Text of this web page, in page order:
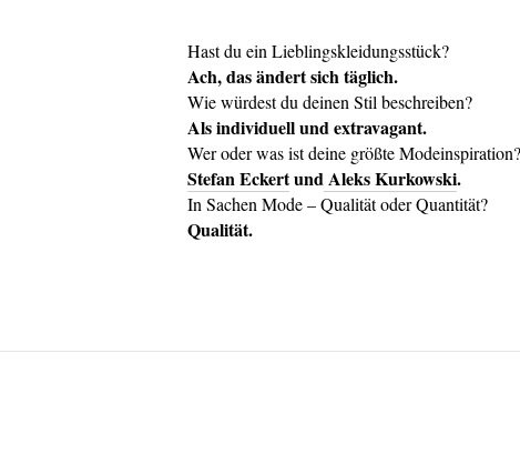
Hast du ein Lieblingskleidungsstück?
Ach, das ändert sich täglich.
Wie würdest du deinen Stil beschreiben?
Als individuell und extravagant.
Wer oder was ist deine größte Modeinspiration?
Stefan EckertundAleks Kurkowski.
In Sachen Mode – Qualität oder Quantität?
Qualität.